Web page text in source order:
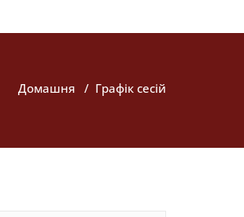
Домашня / Графік сесій